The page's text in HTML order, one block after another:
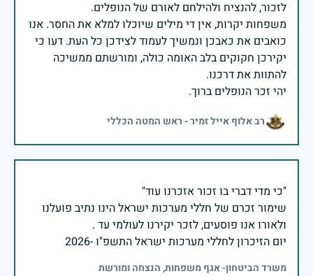
משפחות יקרות, אין די מילים שיוכלו למלא את החסר. אנו
כואבים את כאבכן ונמשיך לעמוד לצידכן כל העת. דעו כי
יקירכן חקוקים בלב האומה כולה, ומורשתם ממשיכה
יהי זכר הנופלים ברוך.
רב אלוף אייל זמיר - ראש המטה הכללי
שימור זכרם של חללי מערכות ישראל הינו נתיב פועלנו
יום הזיכרון לחללי מערכות ישראל התשפ"ו -2026
משרד הביטחון- אגף משפחות, הנצחה ומורשת